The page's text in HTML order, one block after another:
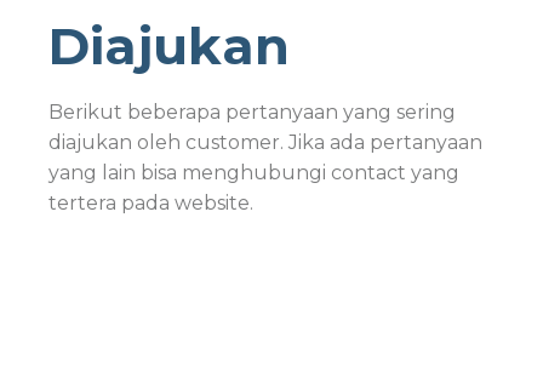
Diajukan
Berikut beberapa pertanyaan yang sering
diajukan oleh customer. Jika ada pertanyaan
yang lain bisa menghubungi contact yang
tertera pada website.